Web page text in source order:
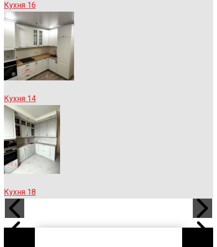
Кухня 16
Кухня 14
Кухня 18